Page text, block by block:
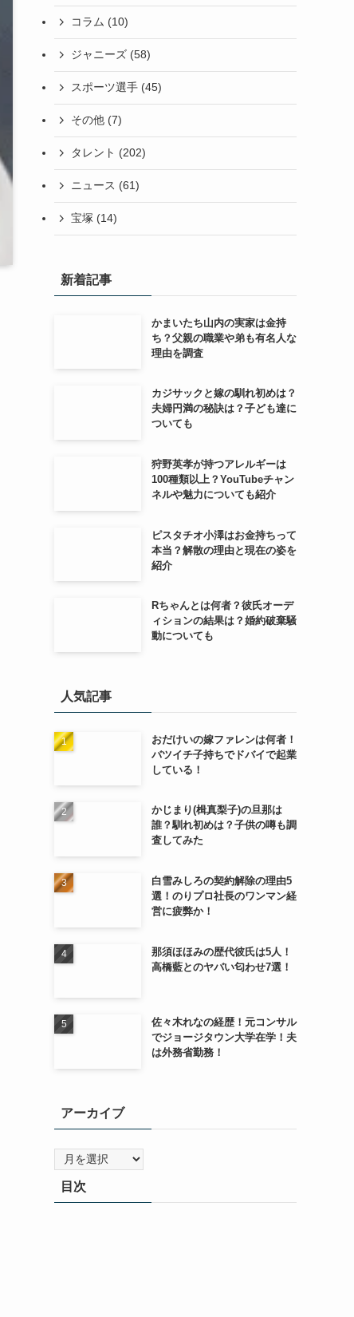
コラム (10)
ジャニーズ (58)
スポーツ選手 (45)
その他 (7)
タレント (202)
ニュース (61)
宝塚 (14)
新着記事
かまいたち山内の実家は金持
ち？父親の職業や弟も有名人な
理由を調査
カジサックと嫁の馴れ初めは？
夫婦円満の秘訣は？子ども達に
ついても
狩野英孝が持つアレルギーは
100種類以上？YouTubeチャン
ネルや魅力についても紹介
ピスタチオ小澤はお金持ちって
本当？解散の理由と現在の姿を
紹介
Rちゃんとは何者？彼氏オーデ
ィションの結果は？婚約破棄騒
動についても
人気記事
おだけいの嫁ファレンは何者！
バツイチ子持ちでドバイで起業
している！
かじまり(楫真梨子)の旦那は
誰？馴れ初めは？子供の噂も調
査してみた
白雪みしろの契約解除の理由5
選！のりプロ社長のワンマン経
営に疲弊か！
那須ほほみの歴代彼氏は5人！
高橋藍とのヤバい匂わせ7選！
佐々木れなの経歴！元コンサル
でジョージタウン大学在学！夫
は外務省勤務！
アーカイブ
ー
カ目次